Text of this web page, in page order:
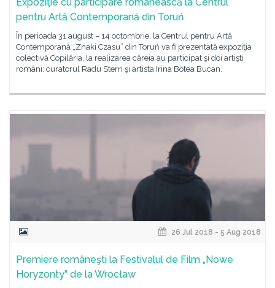
pentru Artă Contemporană din Toruń
În perioada 31 august – 14 octombrie, la Centrul pentru Artă
Contemporană „Znaki Czasu” din Toruń va fi prezentată expoziţia
colectivă Copilăria, la realizarea căreia au participat şi doi artişti
români: curatorul Radu Stern şi artista Irina Botea Bucan.
26 Jul 2018 - 5 Aug 2018
Premiere româneşti la Festivalul de Film „Nowe
Horyzonty” de la Wrocław